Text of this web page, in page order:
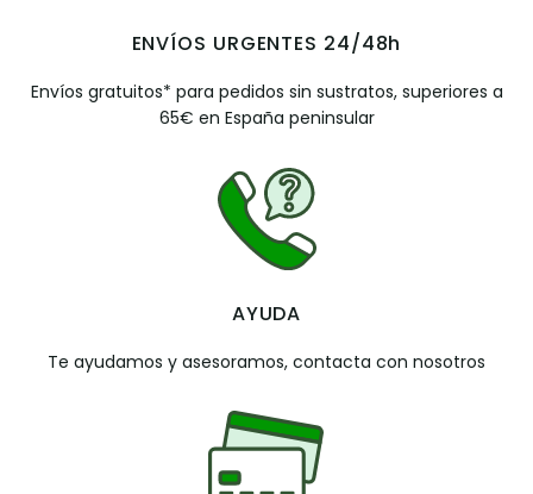
ENVÍOS URGENTES 24/48h
Envíos gratuitos* para pedidos sin sustratos, superiores a
65€ en España peninsular
AYUDA
Te ayudamos y asesoramos, contacta con nosotros